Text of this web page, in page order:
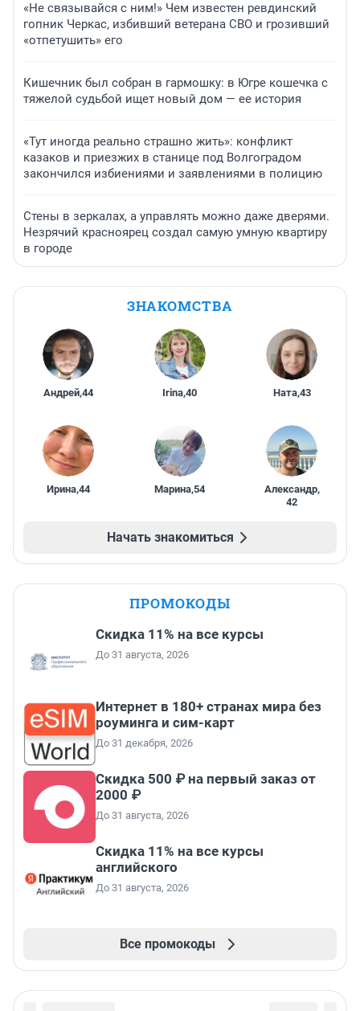
«Не связывайся с ним!» Чем известен ревдинский
гопник Черкас, избивший ветерана СВО и грозивший
«отпетушить» его
Кишечник был собран в гармошку: в Югре кошечка с
тяжелой судьбой ищет новый дом — ее история
«Тут иногда реально страшно жить»: конфликт
казаков и приезжих в станице под Волгоградом
закончился избиениями и заявлениями в полицию
Стены в зеркалах, а управлять можно даже дверями.
Незрячий красноярец создал самую умную квартиру
в городе
ЗНАКОМСТВА
Андрей,44 Irina,40 Ната,43
Ирина,44 Марина,54 Александр,
42
Начать знакомиться
ПРОМОКОДЫ
Скидка 11% на все курсы
До 31 августа, 2026
Интернет в 180+ странах мира без
роуминга и сим-карт
До 31 декабря, 2026
Скидка 500 ₽ на первый заказ от
2000 ₽
До 31 августа, 2026
Скидка 11% на все курсы
английского
До 31 августа, 2026
Все промокоды